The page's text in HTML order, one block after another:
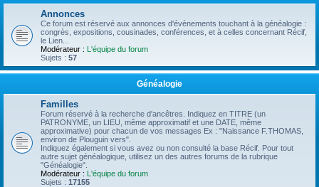
h
h
Annonces
Ce forum est réservé aux annonces d'évènements touchant à la généalogie :
congrès, expositions, cousinades, conférences, et à celles concernant Récif,
le Lien...
Modérateur : L'équipe du forum
Sujets : 57
Généalogie
Familles
Forum réservé à la recherche d'ancêtres. Indiquez en TITRE (un
PATRONYME, un LIEU, même approximatif et une DATE, même
approximative) pour chacun de vos messages Ex : "Naissance F.THOMAS,
environ de Plouguin vers".
Indiquez également si vous avez ou non consulté la base Récif. Pour tout
autre sujet généalogique, utilisez un des autres forums de la rubrique
"Généalogie".
Modérateur : L'équipe du forum
Sujets : 17155